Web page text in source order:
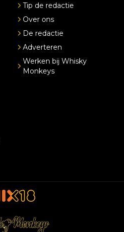
Tip de redactie
Over ons
De redactie
Adverteren
Werken bij Whisky
Monkeys